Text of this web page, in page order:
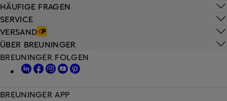
HÄUFIGE FRAGEN
SERVICE
VERSAND
ÜBER BREUNINGER
BREUNINGER FOLGEN
BREUNINGER APP